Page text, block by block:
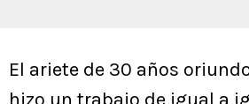
El ariete de 30 años